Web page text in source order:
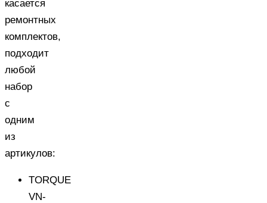
касается
ремонтных
комплектов,
подходит
любой
набор
с
одним
из
артикулов:
TORQUE
VN-